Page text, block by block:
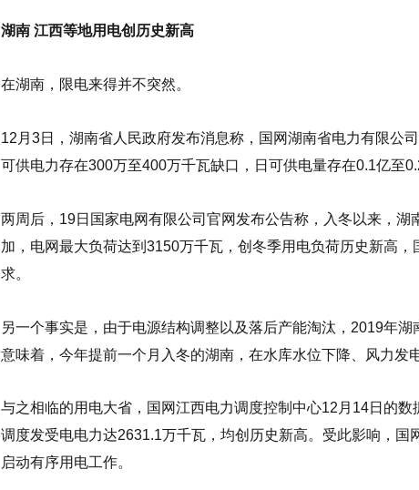
湖南 江西等地用电创历史新高
在湖南，限电来得并不突然。
12月3日，湖南省人民政府发布消息称，国网湖南省电力有限公
可供电力存在300万至400万千瓦缺口，日可供电量存在0.1亿至
两周后，19日国家电网有限公司官网发布公告称，入冬以来，
加，电网最大负荷达到3150万千瓦，创冬季用电负荷历史新高
求。
另一个事实是，由于电源结构调整以及落后产能淘汰，2019年
意味着，今年提前一个月入冬的湖南，在水库水位下降、风力发
与之相临的用电大省，国网江西电力调度控制中心12月14日的
调度发受电电力达2631.1万千瓦，均创历史新高。受此影响，
启动有序用电工作。